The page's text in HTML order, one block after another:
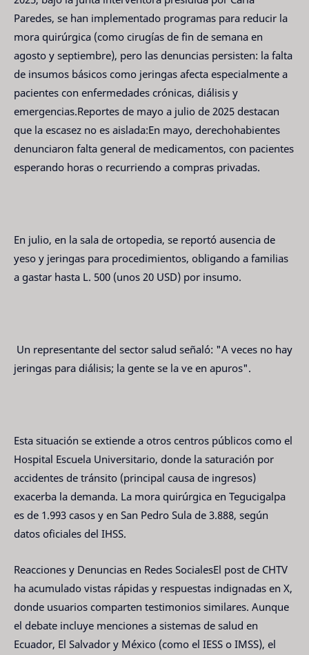
Paredes, se han implementado programas para reducir la
mora quirúrgica (como cirugías de fin de semana en
agosto y septiembre), pero las denuncias persisten: la falta
de insumos básicos como jeringas afecta especialmente a
pacientes con enfermedades crónicas, diálisis y
emergencias.Reportes de mayo a julio de 2025 destacan
que la escasez no es aislada:En mayo, derechohabientes
denunciaron falta general de medicamentos, con pacientes
esperando horas o recurriendo a compras privadas.
En julio, en la sala de ortopedia, se reportó ausencia de
yeso y jeringas para procedimientos, obligando a familias
a gastar hasta L. 500 (unos 20 USD) por insumo.
Un representante del sector salud señaló: "A veces no hay
jeringas para diálisis; la gente se la ve en apuros".
Esta situación se extiende a otros centros públicos como el
Hospital Escuela Universitario, donde la saturación por
accidentes de tránsito (principal causa de ingresos)
exacerba la demanda. La mora quirúrgica en Tegucigalpa
es de 1.993 casos y en San Pedro Sula de 3.888, según
datos oficiales del IHSS.
Reacciones y Denuncias en Redes SocialesEl post de CHTV
ha acumulado vistas rápidas y respuestas indignadas en X,
donde usuarios comparten testimonios similares. Aunque
el debate incluye menciones a sistemas de salud en
Ecuador, El Salvador y México (como el IESS o IMSS), el